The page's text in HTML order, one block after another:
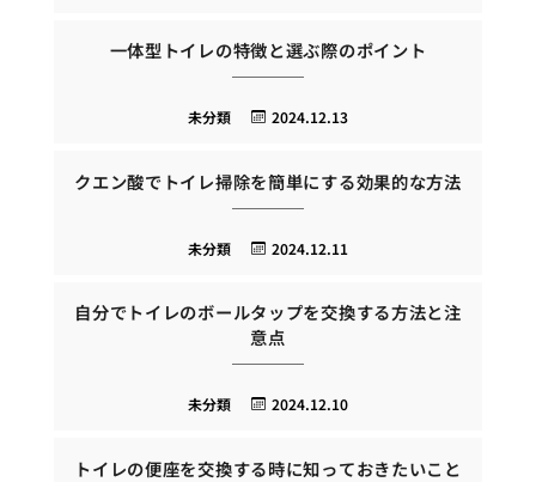
一体型トイレの特徴と選ぶ際のポイント
2024.12.13
未分類
クエン酸でトイレ掃除を簡単にする効果的な方法
2024.12.11
未分類
自分でトイレのボールタップを交換する方法と注
意点
2024.12.10
未分類
トイレの便座を交換する時に知っておきたいこと